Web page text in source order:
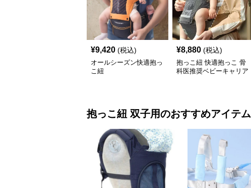
¥9,420 (税込)
オールシーズン快適抱っ
こ紐
¥8,880 (税込)
抱っこ紐 快適抱っこ 骨
科医推奨ベビーキャリア
抱っこ紐 双子用のおすすめアイテム